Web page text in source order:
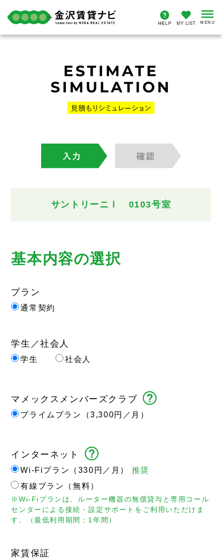
サントリーニⅠ 0103号室
基本内容の選択
プラン
通常契約
学生／社会人
学生 社会人
マメックス メンバーズクラブ
プライムプラン（3,300円／月）
インターネット
Wi-Fiプラン（330円／月） 推奨
有線プラン（無料）
※Wi-Fiプランは、ルーター機器の無償貸与と専用コール
センターによる接続・設定サポートをご利用いただけま
す。（最低利用期間：1年間）
家賃保証